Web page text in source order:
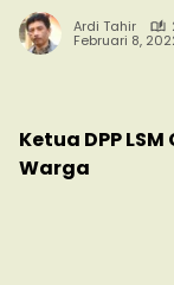
Ardi Tahir
Februari 8,
Ketua DPP
Warga